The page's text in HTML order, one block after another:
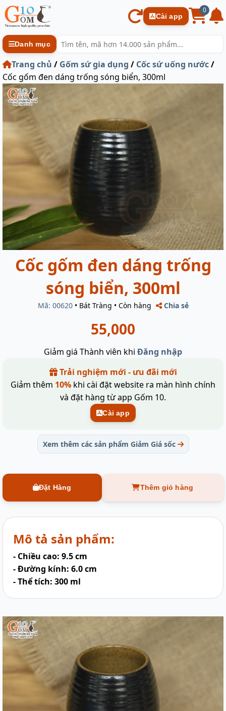
Cài app
0
Danh mục
Trang chủ / Gốm sứ gia dụng / Cốc sứ uống nước/
Cốc gốm đen dáng trống sóng biển, 300ml
Cốc gốm đen dáng trống
sóng biển, 300ml
Mã: 00620 • Bát Tràng • Còn hàng Chia sẻ
55,000
Giảm giá Thành viên khi Đăng nhập
Trải nghiệm mới - ưu đãi mới
Giảm thêm 10% khi cài đặt website ra màn hình chính
và đặt hàng từ app Gốm 10.
Cài app
Xem thêm các sản phẩm Giảm Giá sốc
Đặt Hàng Thêm giỏ hàng
Mô tả sản phẩm:
- Chiều cao: 9.5 cm
- Đường kính: 6.0 cm
- Thể tích: 300 ml